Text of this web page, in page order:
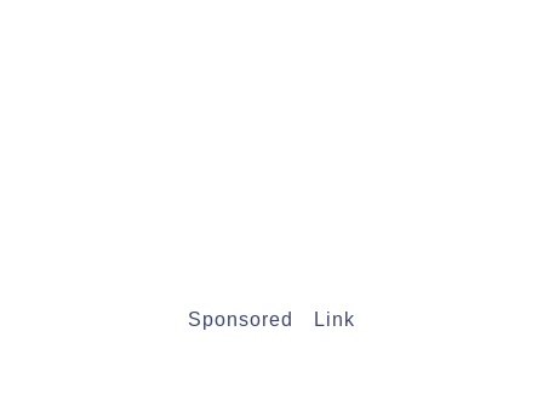
Sponsored Link